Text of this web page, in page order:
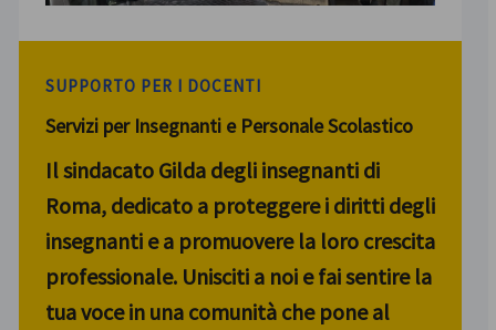
SUPPORTO PER I DOCENTI
Servizi per Insegnanti e Personale Scolastico
Il sindacato Gilda degli insegnanti di
Roma, dedicato a proteggere i diritti degli
insegnanti e a promuovere la loro crescita
professionale. Unisciti a noi e fai sentire la
tua voce in una comunità che pone al